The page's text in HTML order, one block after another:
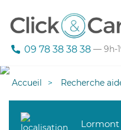
09 78 38 38 38 — 9h-
Accueil Recherche